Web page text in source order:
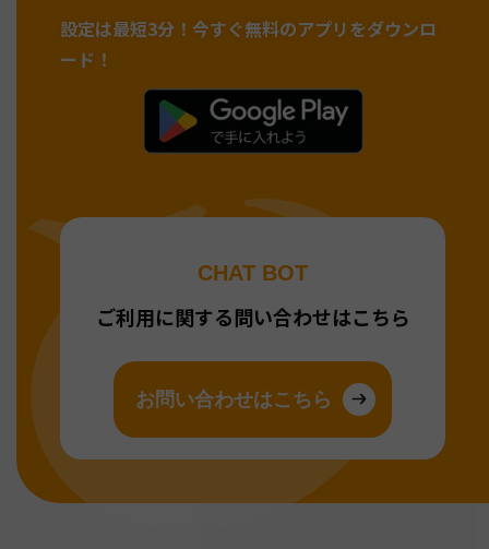
設定は最短3分！ 今すぐ無料のアプリをダウンロ
ード！
CHAT BOT
ご利用に関する問い合わせはこちら
お問い合わせはこちら